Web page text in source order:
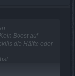
Boost auf
die Hälfte oder